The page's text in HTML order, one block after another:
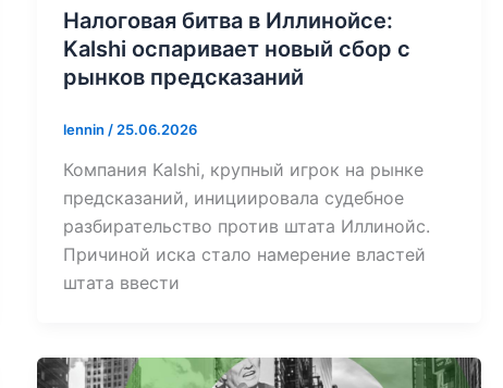
Налоговая битва в Иллинойсе:
Kalshi оспаривает новый сбор с
рынков предсказаний
lennin / 25.06.2026
Компания Kalshi, крупный игрок на рынке
предсказаний, инициировала судебное
разбирательство против штата Иллинойс.
Причиной иска стало намерение властей
штата ввести